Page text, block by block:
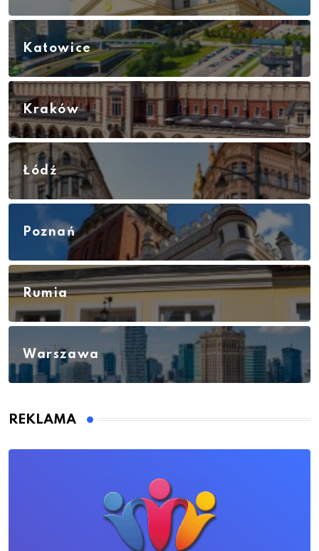
Katowice
Kraków
Łódź
Poznań
Rumia
Warszawa
REKLAMA